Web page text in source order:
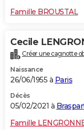
Famille BROUSTAL
Cecile
Créer une cagnotte
Naissance
26/06/1955 à Paris
Décès
05/02/2021 à
Famille